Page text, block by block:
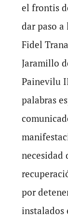
el frontis
dar paso a
Fidel
Jaramillo
Painevilu
palabras
necesidad
por
instalados